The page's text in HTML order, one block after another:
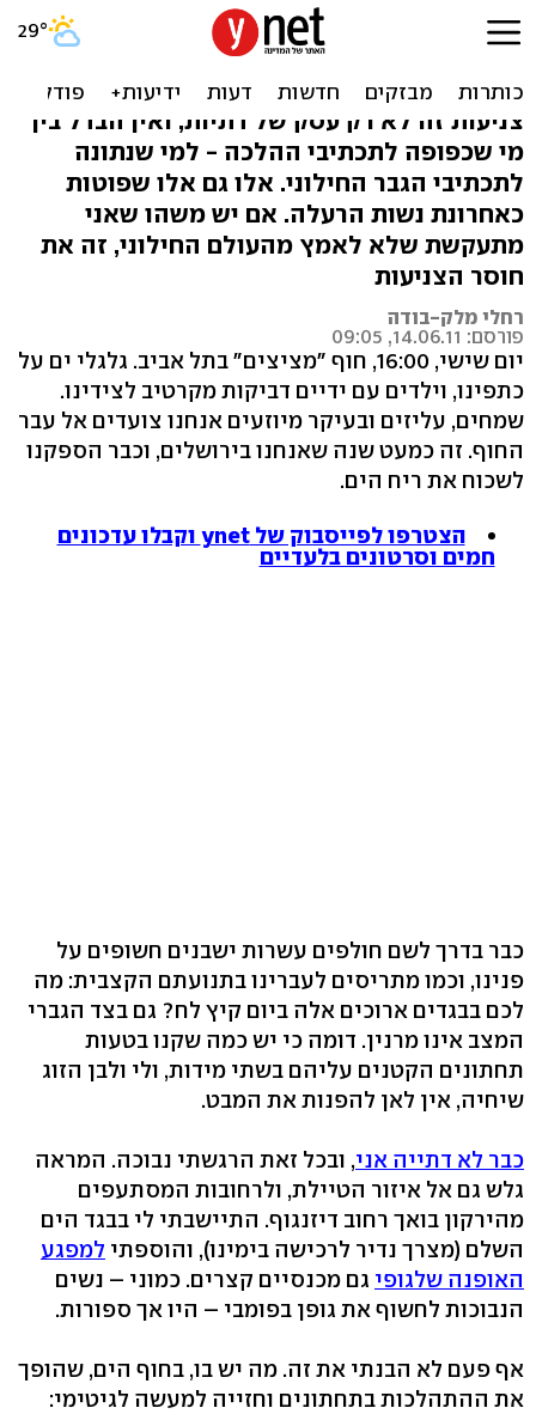
הקיץ כאן: תל-אביביות,
צניעות זה לא רק עסק של דתיות, ואין הבדל בין
מי שכפופה לתכתיבי ההלכה - למי שנתונה
לתכתיבי הגבר החילוני. אלו גם אלו שפוטות
כאחרונת נשות הרעלה. אם יש משהו שאני
מתעקשת שלא לאמץ מהעולם החילוני, זה את
חוסר הצניעות
רחלי מלק-בודה
פורסם: 14.06.11, 09:05
יום שישי, 16:00, חוף "מציצים" בתל אביב. גלגלי ים על
כתפינו, וילדים עם ידיים דביקות מקרטיב לצידינו.
שמחים, עליזים ובעיקר מיוזעים אנחנו צועדים אל עבר
החוף. זה כמעט שנה שאנחנו בירושלים, וכבר הספקנו
לשכוח את ריח הים.
הצטרפו לפייסבוק של ynet וקבלו עדכונים
חמים וסרטונים בלעדיים
כבר בדרך לשם חולפים עשרות ישבנים חשופים על
פנינו, וכמו מתריסים לעברינו בתנועתם הקצבית: מה
לכם בבגדים ארוכים אלה ביום קיץ לח? גם בצד הגברי
המצב אינו מרנין. דומה כי יש כמה שקנו בטעות
תחתונים הקטנים עליהם בשתי מידות, ולי ולבן הזוג
שיחיה, אין לאן להפנות את המבט.
כבר לא דתייה אני, ובכל זאת הרגשתי נבוכה. המראה
גלש גם אל איזור הטיילת, ולרחובות המסתעפים
מהירקון בואך רחוב דיזנגוף. התיישבתי לי בבגד הים
השלם (מצרך נדיר לרכישה בימינו), והוספתי למפגע
האופנה שלגופי גם מכנסיים קצרים. כמוני – נשים
הנבוכות לחשוף את גופן בפומבי – היו אך ספורות.
אף פעם לא הבנתי את זה. מה יש בו, בחוף הים, שהופך
את ההתהלכות בתחתונים וחזייה למעשה לגיטימי: